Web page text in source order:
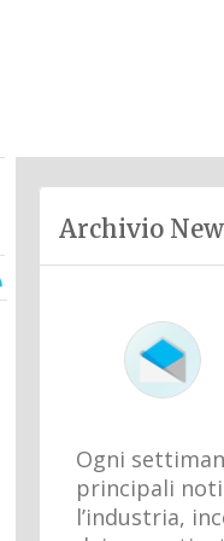
Archivio
Ogni
principali
l’industria,